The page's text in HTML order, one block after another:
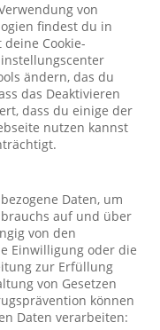
von
findest du in
deine Cookie-
ändern, das du
das Deaktivieren
dass du einige der
nutzen kannst
Daten, um
auf und über
von den
Einwilligung oder die
zur Erfüllung
von Gesetzen
können
Daten verarbeiten: